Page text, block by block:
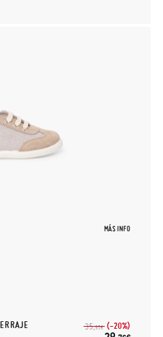
MÁS INFO
35,95€ (-20%)